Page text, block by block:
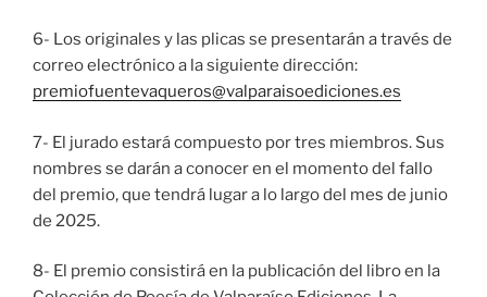
6- Los originales y las plicas se presentarán a través de
correo electrónico a la siguiente dirección:
premiofuentevaqueros@valparaisoediciones.es
7- El jurado estará compuesto por tres miembros. Sus
nombres se darán a conocer en el momento del fallo
del premio, que tendrá lugar a lo largo del mes de junio
de 2025.
8- El premio consistirá en la publicación del libro en la